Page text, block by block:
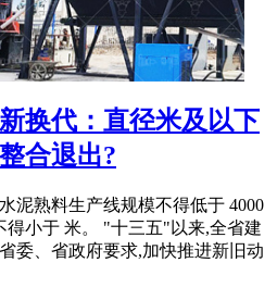
换代：直径米及以下
合退出?
泥熟料生产线规模不得低于 4000
得小于 米。 "十三五"以来,全省建
委、省政府要求,加快推进新旧动